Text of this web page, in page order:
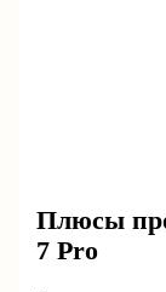
Плюсы
7 Pro